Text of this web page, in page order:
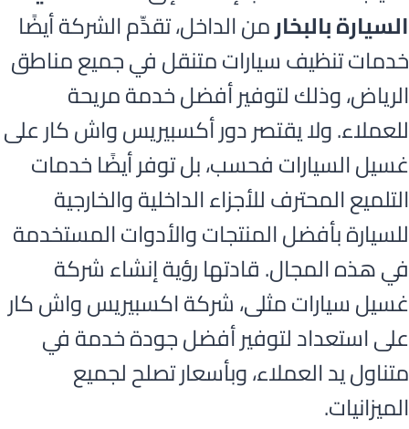
السيارة بالبخارمن الداخل، تقدِّم الشركة أيضًا
خدمات تنظيف سيارات متنقل في جميع مناطق
الرياض، وذلك لتوفير أفضل خدمة مريحة
للعملاء. ولا يقتصر دور أكسبيريس واش كار على
غسيل السيارات فحسب، بل توفر أيضًا خدمات
التلميع المحترف للأجزاء الداخلية والخارجية
للسيارة بأفضل المنتجات والأدوات المستخدمة
في هذه المجال. قادتها رؤية إنشاء شركة
غسيل سيارات مثلى، شركة اكسبيريس واش كار
على استعداد لتوفير أفضل جودة خدمة في
متناول يد العملاء، وبأسعار تصلح لجميع
الميزانيات.